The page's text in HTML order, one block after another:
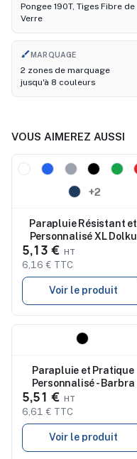
Pongee 190T, Tiges Fibre de
Verre
brushMARQUAGE
2 zones de marquage
jusqu'à 8 couleurs
VOUS AIMEREZ AUSSI
Nouveau
+2
Parapluie Résistant et
Personnalisé XL Dolku
5,13 €
6,16 € TTC
Voir le produit
Parapluie et Pratique
Personnalisé - Barbra
5,51 €
6,61 € TTC
Voir le produit